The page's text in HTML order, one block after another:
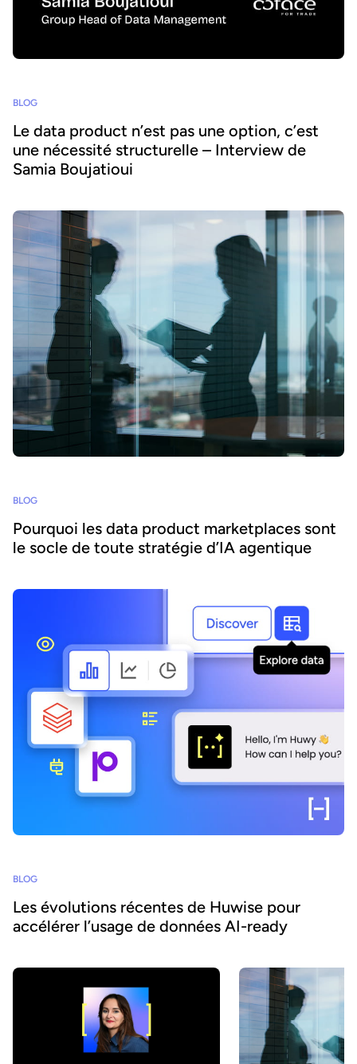
BLOG
Le data product n’est pas une option, c’est
une nécessité structurelle – Interview de
Samia Boujatioui
BLOG
Pourquoi les data product marketplaces sont
le socle de toute stratégie d’IA agentique
BLOG
Les évolutions récentes de Huwise pour
accélérer l’usage de données AI-ready